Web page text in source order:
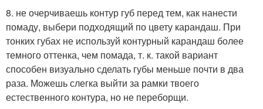
8. не очерчиваешь контур губ перед тем, как нанести
помаду, выбери подходящий по цвету карандаш. При
тонких губах не используй контурный карандаш более
темного оттенка, чем помада, т. к. такой вариант
способен визуально сделать губы меньше почти в два
раза. Можешь слегка выйти за рамки твоего
естественного контура, но не переборщи.